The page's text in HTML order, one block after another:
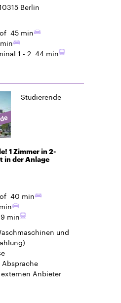
Berlin
45 min
1 - 2 44 min
Studierende
1 Zimmer in 2-
in der Anlage
40 min
min
und
externen Anbieter